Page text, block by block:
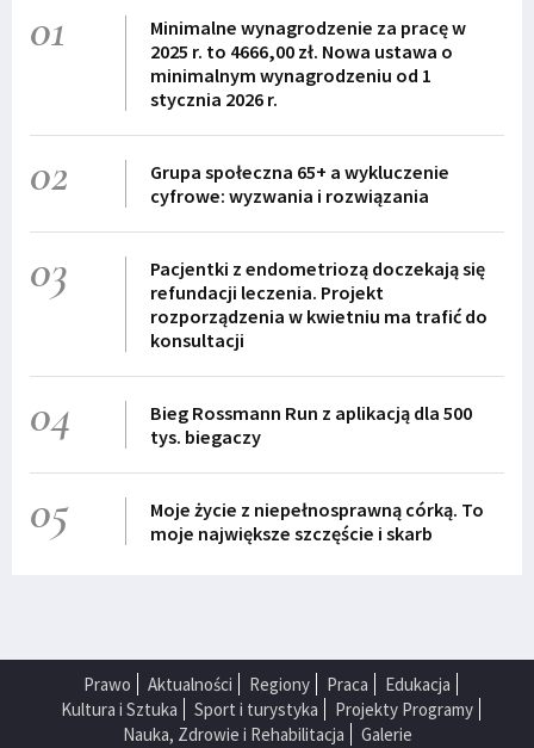
01
Minimalne wynagrodzenie za pracę w
2025 r. to 4666,00 zł. Nowa ustawa o
minimalnym wynagrodzeniu od 1
stycznia 2026 r.
02
Grupa społeczna 65+ a wykluczenie
cyfrowe: wyzwania i rozwiązania
03
Pacjentki z endometriozą doczekają się
refundacji leczenia. Projekt
rozporządzenia w kwietniu ma trafić do
konsultacji
04
Bieg Rossmann Run z aplikacją dla 500
tys. biegaczy
05
Moje życie z niepełnosprawną córką. To
moje największe szczęście i skarb
Prawo Aktualności Regiony Praca
Edukacja
Kultura i Sztuka
Sport i turystyka
Projekty Programy
Nauka, Zdrowie i Rehabilitacja
Galerie